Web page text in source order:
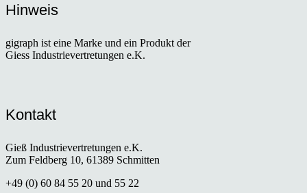
Hinweis
gigraph ist eine Marke und ein Produkt der
Giess Industrievertretungen e.K.
Kontakt
Gieß Industrievertretungen e.K.
Zum Feldberg 10, 61389 Schmitten
+49 (0) 60 84 55 20 und 55 22